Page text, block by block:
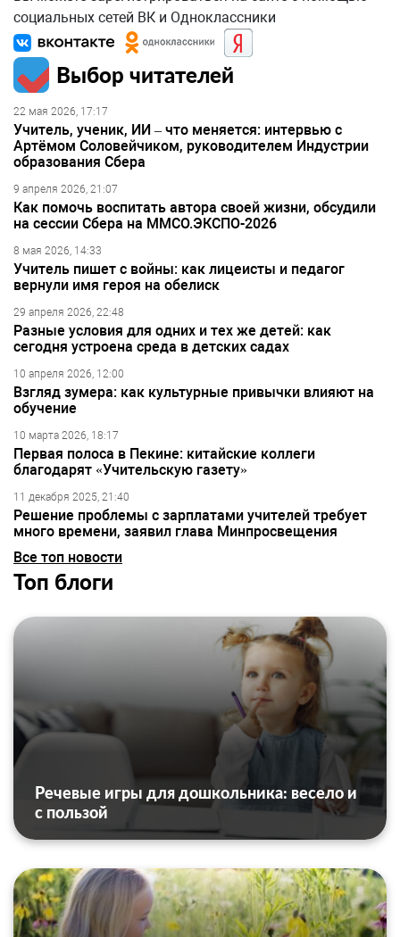
социальных сетей ВК и Одноклассники
Выбор читателей
22 мая 2026, 17:17
Учитель, ученик, ИИ – что меняется: интервью с
Артёмом Соловейчиком, руководителем Индустрии
образования Сбера
9 апреля 2026, 21:07
Как помочь воспитать автора своей жизни, обсудили
на сессии Сбера на ММСО.ЭКСПО-2026
8 мая 2026, 14:33
Учитель пишет с войны: как лицеисты и педагог
вернули имя героя на обелиск
29 апреля 2026, 22:48
Разные условия для одних и тех же детей: как
сегодня устроена среда в детских садах
10 апреля 2026, 12:00
Взгляд зумера: как культурные привычки влияют на
обучение
10 марта 2026, 18:17
Первая полоса в Пекине: китайские коллеги
благодарят «Учительскую газету»
11 декабря 2025, 21:40
Решение проблемы с зарплатами учителей требует
много времени, заявил глава Минпросвещения
Все топ новости
Топ блоги
Речевые игры для дошкольника: весело и
с пользой